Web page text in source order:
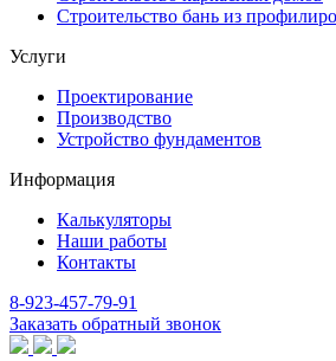
Строительство бань из
Услуги
Проектирование
Производство
Устройство фундаментов
Информация
Калькуляторы
Наши работы
Контакты
8-923-457-79-91
Заказать обратный звонок